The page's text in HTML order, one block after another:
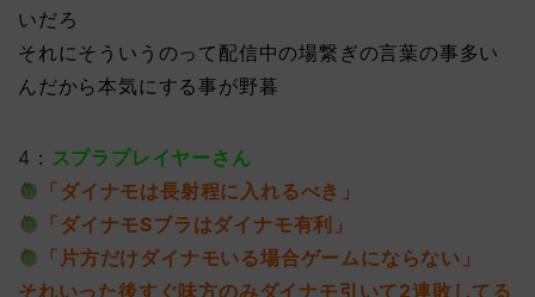
いだろ
それにそういうのって配信中の場繋ぎの言葉の事多い
んだから本気にする事が野暮
4： スプラプレイヤーさん
「ダイナモは長射程に入れるべき」
「ダイナモSブラはダイナモ有利」
「片方だけダイナモいる場合ゲームにならない」
それいった後すぐ味方のみダイナモ引いて2連敗してる